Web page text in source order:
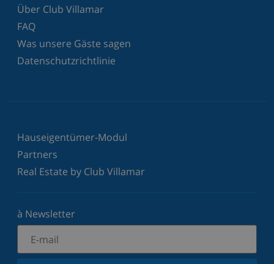
Über Club Villamar
FAQ
Was unsere Gäste sagen
Datenschutzrichtlinie
Hauseigentümer-Modul
Partners
Real Estate by Club Villamar
à Newsletter